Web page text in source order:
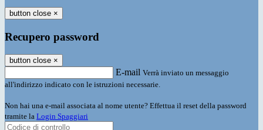
button close ×
Recupero password
button close ×
E-mail Verrà inviato un messaggio
all'indirizzo indicato con le istruzioni necessarie.
Non hai una e-mail associata al nome utente? Effettua il reset della password
tramite la Login Spaggiari